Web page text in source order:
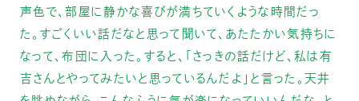
声色で、部屋に静かな喜びが満ちていくような時間だっ
た。すごくいい話だなと思って聞いて、あたたかい気持ちに
なって、布団に入った。すると、「さっきの話だけど、私は有
吉さんとやってみたいと思っているんだよ」と言った。天井